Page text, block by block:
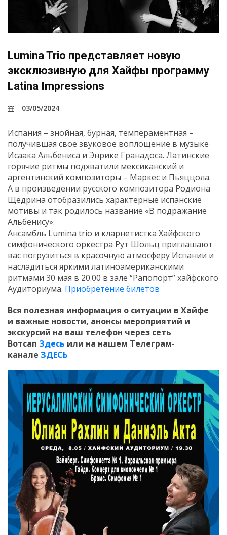
Lumina Trio представляет новую
эксклюзивную для Хайфы программу
Latina Impressions
03/05/2024
Испания – знойная, бурная, темпераментная –
получившая свое звуковое воплощение в музыке
Исаака Альбениса и Энрике Гранадоса. Латинские
горячие ритмы подхватили мексиканский и
аргентинский композиторы – Маркес и Пьяццола.
А в произведении русского композитора Родиона
Щедрина отобразились характерные испанские
мотивы и так родилось название «В подражание
Альбенису».
Ансамбль Lumina trio и кларнетистка Хайфского
симфонического оркестра Рут Шольц приглашают
вас погрузиться в красочную атмосферу Испании и
насладиться яркими латиноамериканскими
ритмами 30 мая в 20.00 в зале “Рапопорт” хайфского
Аудиториума. Приобретение билетов
Вся полезная информация о ситуации в Хайфе
и важные новости, анонсы мероприятий и
экскурсий на ваш телефон через сеть
Вотсап Здесь или на нашем Телеграм-
канале ЗДЕСЬ